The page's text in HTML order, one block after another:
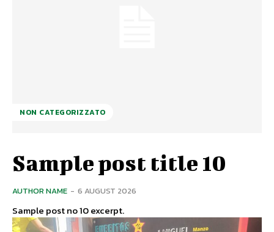
NON CATEGORIZZATO
Sample post title 10
AUTHOR NAME - 6 AUGUST 2026
Sample post no 10 excerpt.